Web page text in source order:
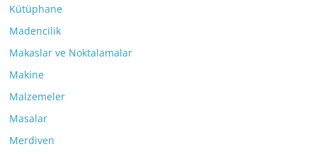
Kütüphane
Madencilik
Makaslar ve Noktalamalar
Makine
Malzemeler
Masalar
Merdiven